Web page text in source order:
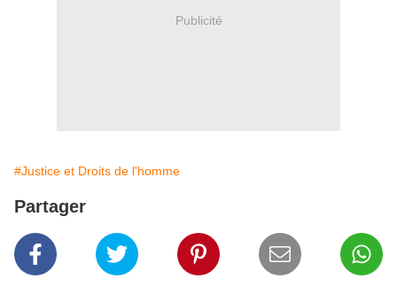
Publicité
#Justice et Droits de l'homme
Partager